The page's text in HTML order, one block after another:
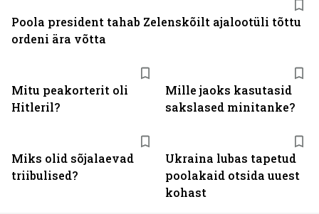
Mitu peakorterit oli
Hitleril?
Mille jaoks kasutasid
sakslased minitanke?
Miks olid sõjalaevad
triibulised?
Ukraina lubas tapetud
poolakaid otsida uuest
kohast
Poola president tahab Zelenskõilt ajalootüli tõttu
ordeni ära võtta